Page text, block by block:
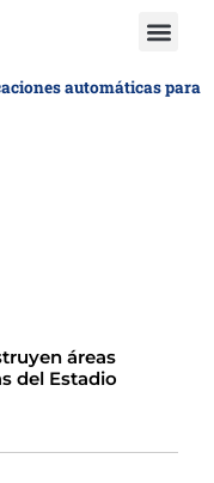
automáticas para
áreas
del Estadio